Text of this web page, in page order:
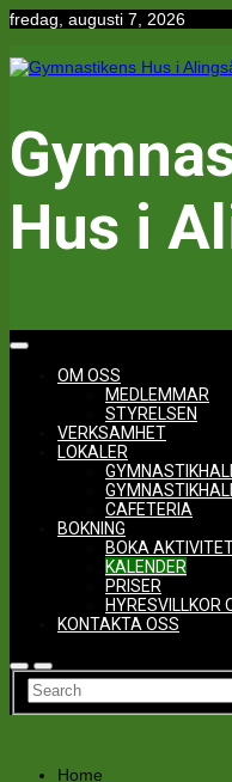
Hoppa
innehåll
fredag, augusti 7, 2026
Hus i
OM OSS
MEDLEMMAR
STYRELSEN
VERKSAMHET
LOKALER
CAFETERIA
BOKNING
BOKA
KALENDER
PRISER
HYRESVILLKOR
KONTAKTA OSS
Home